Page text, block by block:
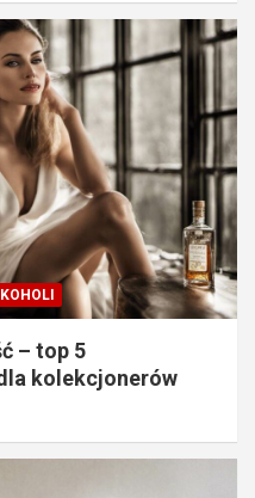
– top 5
kolekcjonerów